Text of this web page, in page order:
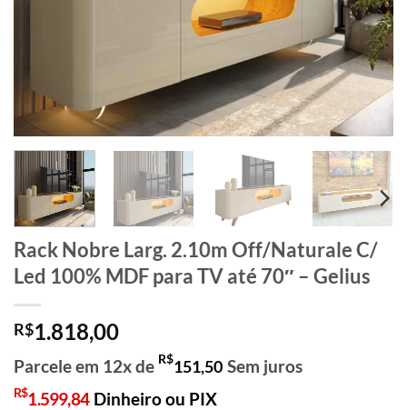
Rack Nobre Larg. 2.10m Off/Naturale C/
Led 100% MDF para TV até 70″ – Gelius
R$1.818,00
Parcele em 12x de R$151,50 Sem juros
R$1.599,84 Dinheiro ou PIX